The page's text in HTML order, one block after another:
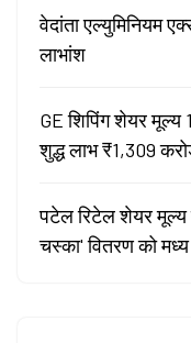
वेदांता एल्युमिनियम
लाभांश
GE शिपिंग शेयर मूल्य
शुद्ध लाभ ₹1,309
पटेल रिटेल शेयर मूल्य
चस्का' वितरण को